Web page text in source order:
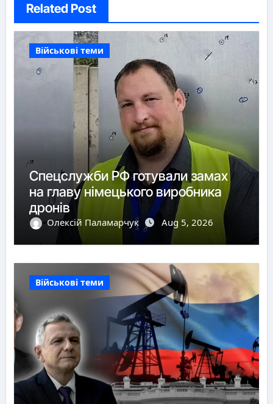
Related Post
Військові теми
Спецслужби РФ готували замах
на главу німецького виробника
дронів
Олексій Паламарчук Aug 5, 2026
Військові теми